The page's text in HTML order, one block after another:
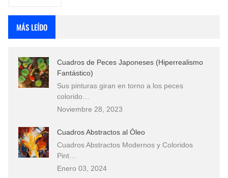
MÁS LEÍDO
Cuadros de Peces Japoneses (Hiperrealismo
Fantástico)
Sus pinturas giran en torno a los peces
colorido…
Noviembre 28, 2023
Cuadros Abstractos al Óleo
Cuadros Abstractos Modernos y Coloridos
Pint…
Enero 03, 2024